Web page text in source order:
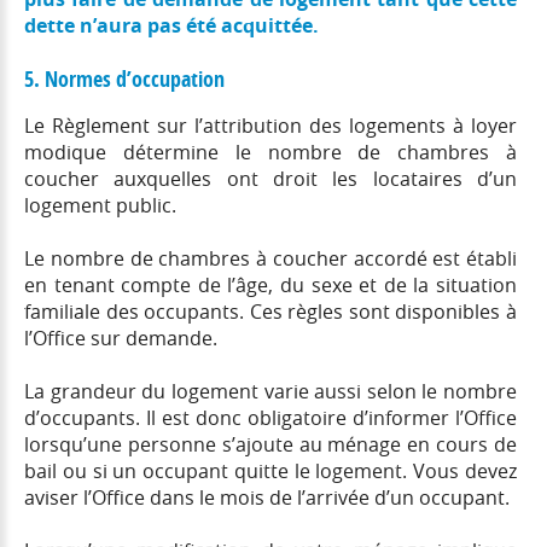
dette n’aura pas été acquittée.
5. Normes d’occupation
Le Règlement sur l’attribution des logements à loyer
modique détermine le nombre de chambres à
coucher auxquelles ont droit les locataires d’un
logement public.
Le nombre de chambres à coucher accordé est établi
en tenant compte de l’âge, du sexe et de la situation
familiale des occupants. Ces règles sont disponibles à
l’Office sur demande.
La grandeur du logement varie aussi selon le nombre
d’occupants. Il est donc obligatoire d’informer l’Office
lorsqu’une personne s’ajoute au ménage en cours de
bail ou si un occupant quitte le logement. Vous devez
aviser l’Office dans le mois de l’arrivée d’un occupant.